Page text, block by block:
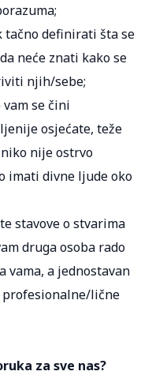
tačno definirati šta se
neće znati kako se
njih/sebe;
se čini
osjećate, teže
nije ostrvo
imati divne ljude oko
stavove o stvarima
druga osoba rado
a jednostavan
profesionalne/lične
za sve nas?